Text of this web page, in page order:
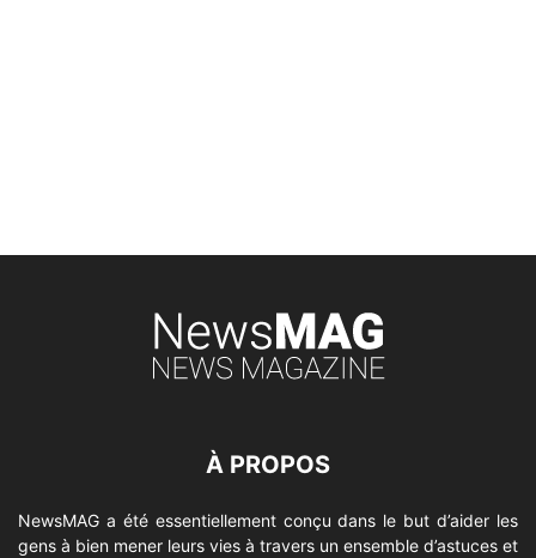
À PROPOS
NewsMAG a été essentiellement conçu dans le but d’aider les
gens à bien mener leurs vies à travers un ensemble d’astuces et